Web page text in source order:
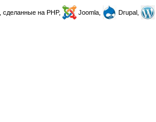
, сделанные на PHP, Joomla, Drupal,